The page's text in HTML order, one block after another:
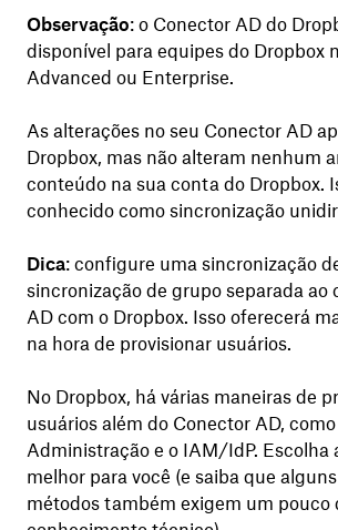
Observação: o Conector AD do
disponível para equipes do Dropbox
Advanced ou Enterprise.
As alterações no seu Conector AD
Dropbox, mas não alteram nenhum
conteúdo na sua conta do Dropbox.
conhecido como sincronização
Dica: configure uma sincronização
sincronização de grupo separada ao
AD com o Dropbox. Isso oferecerá
na hora de provisionar usuários.
No Dropbox, há várias maneiras de
usuários além do Conector AD,
Administração e o IAM/IdP. Escolha
melhor para você (e saiba que
métodos também exigem um pouco